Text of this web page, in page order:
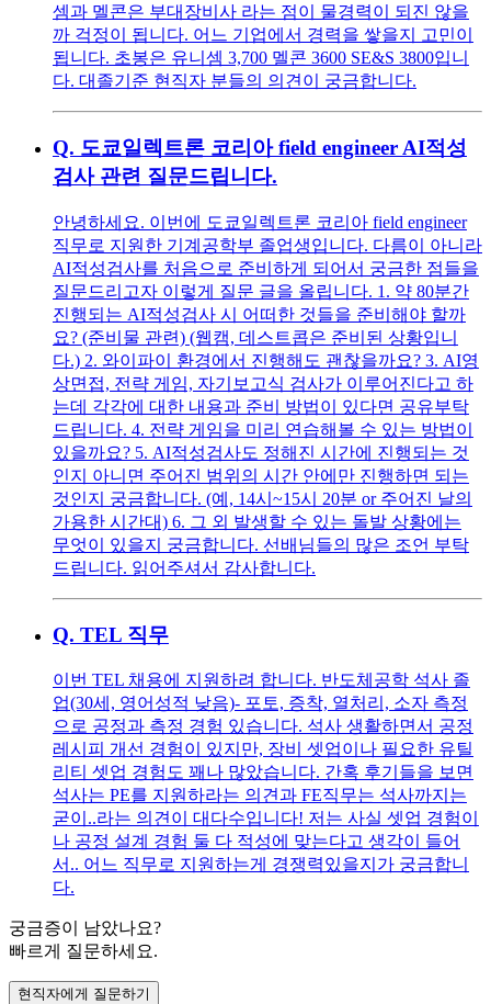
셈과 멜콘은 부대장비사 라는 점이 물경력이 되진 않을
까 걱정이 됩니다. 어느 기업에서 경력을 쌓을지 고민이
됩니다. 초봉은 유니셈 3,700 멜콘 3600 SE&S 3800입니
다. 대졸기준 현직자 분들의 의견이 궁금합니다.
Q. 도쿄일렉트론 코리아 field engineer AI적성
검사 관련 질문드립니다.
안녕하세요. 이번에 도쿄일렉트론 코리아 field engineer
직무로 지원한 기계공학부 졸업생입니다. 다름이 아니라
AI적성검사를 처음으로 준비하게 되어서 궁금한 점들을
질문드리고자 이렇게 질문 글을 올립니다. 1. 약 80분간
진행되는 AI적성검사 시 어떠한 것들을 준비해야 할까
요? (준비물 관련) (웹캠, 데스트콥은 준비된 상황입니
다.) 2. 와이파이 환경에서 진행해도 괜찮을까요? 3. AI영
상면접, 전략 게임, 자기보고식 검사가 이루어진다고 하
는데 각각에 대한 내용과 준비 방법이 있다면 공유부탁
드립니다. 4. 전략 게임을 미리 연습해볼 수 있는 방법이
있을까요? 5. AI적성검사도 정해진 시간에 진행되는 것
인지 아니면 주어진 범위의 시간 안에만 진행하면 되는
것인지 궁금합니다. (예, 14시~15시 20분 or 주어진 날의
가용한 시간대) 6. 그 외 발생할 수 있는 돌발 상황에는
무엇이 있을지 궁금합니다. 선배님들의 많은 조언 부탁
드립니다. 읽어주셔서 감사합니다.
Q. TEL 직무
이번 TEL 채용에 지원하려 합니다. 반도체공학 석사 졸
업(30세, 영어성적 낮음)- 포토, 증착, 열처리, 소자 측정
으로 공정과 측정 경험 있습니다. 석사 생활하면서 공정
레시피 개선 경험이 있지만, 장비 셋업이나 필요한 유틸
리티 셋업 경험도 꽤나 많았습니다. 간혹 후기들을 보면
석사는 PE를 지원하라는 의견과 FE직무는 석사까지는
굳이..라는 의견이 대다수입니다! 저는 사실 셋업 경험이
나 공정 설계 경험 둘 다 적성에 맞는다고 생각이 들어
서.. 어느 직무로 지원하는게 경쟁력있을지가 궁금합니
다.
궁금증이 남았나요?
빠르게 질문하세요.
현직자에게 질문하기